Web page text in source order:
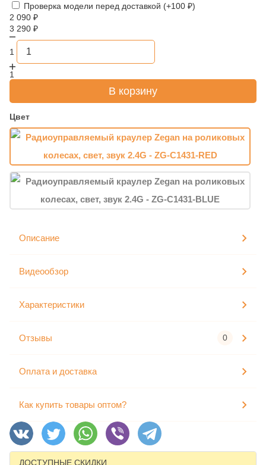
Проверка модели перед доставкой (+100 ₽)
2 090 ₽
3 290 ₽
1
1
В корзину
Цвет
Описание
Видеообзор
Характеристики
Отзывы 0
Оплата и доставка
Как купить товары оптом?
ДОСТУПНЫЕ СКИДКИ